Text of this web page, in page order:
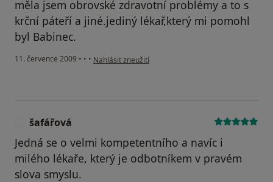
měla jsem obrovské zdravotní problémy a to s
krční páteří a jiné.jediný lékař,který mi pomohl
byl Babinec.
11. července 2009 • • • podle názoru uživatele Levá Anna
Nahlásit zneužití
šafářová
Jedná se o velmi kompetentního a navíc i
milého lékaře, který je odbotníkem v pravém
slova smyslu.